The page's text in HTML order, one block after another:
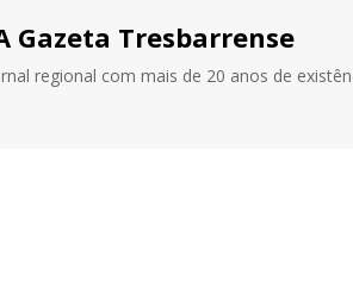
Gazeta Tresbarrense
regional com mais de 20 anos de